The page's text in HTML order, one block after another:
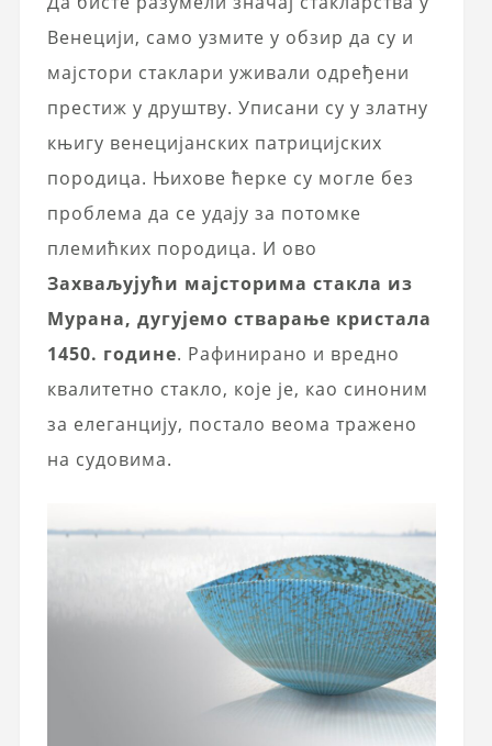
Венецији, само узмите у обзир да су и
мајстори стаклари уживали одређени
престиж у друштву. Уписани су у златну
књигу венецијанских патрицијских
породица. Њихове ћерке су могле без
проблема да се удају за потомке
племићких породица. И ово
Захваљујући мајсторима стакла из
Мурана, дугујемо стварање кристала
1450. године. Рафинирано и вредно
квалитетно стакло, које је, као синоним
за елеганцију, постало веома тражено
на судовима.